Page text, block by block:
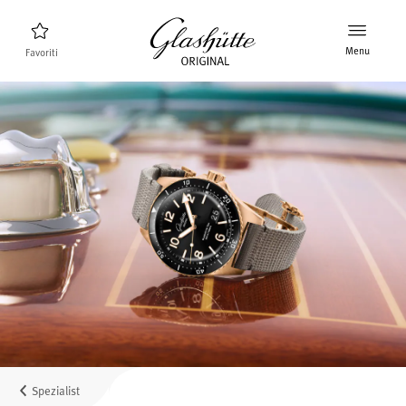
Favoriti Menu
Ricerca orologi Nuovi prodotti
Collezione
Scoprire la collezione
Il marchio Glashütte Original
Per saperne di più sulla Manifattura
Concessionari
Boutique e Concessionari
MyAccount
Spezialist